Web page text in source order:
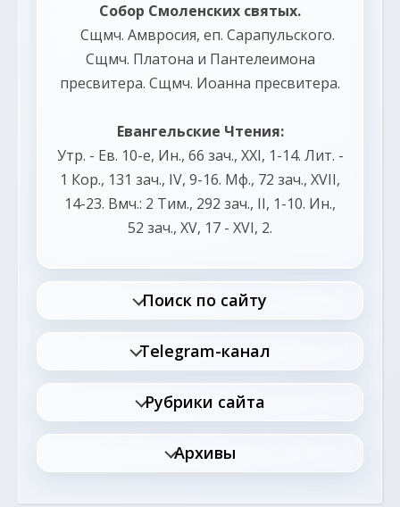
Собор Смоленских святых.
Сщмч. Амвросия, еп. Сарапульского.
Сщмч. Платона и Пантелеимона
пресвитера. Сщмч. Иоанна пресвитера.
Евангельские Чтения:
Утр. - Ев. 10-е, Ин., 66 зач., XXI, 1-14. Лит. -
1 Кор., 131 зач., IV, 9-16. Мф., 72 зач., XVII,
14-23. Вмч.: 2 Тим., 292 зач., II, 1-10. Ин.,
52 зач., XV, 17 - XVI, 2.
Поиск по сайту
Telegram-канал
Рубрики сайта
Архивы